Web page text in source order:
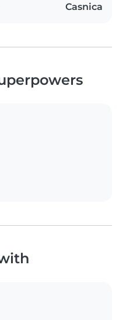
Casnica